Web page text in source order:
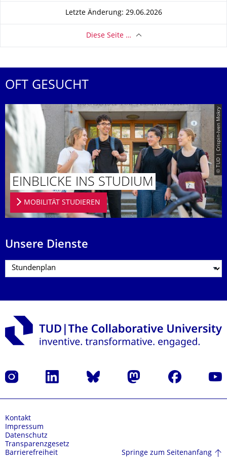
Letzte Änderung: 29.06.2026
Diese Seite …
OFT GESUCHT
© TUD | Crispin-Iven Mokry
EINBLICKE INS STUDIUM
MOBILITÄT STUDIEREN
Unsere Dienste
Instagram LinkedIn Bluesky Mastodon Facebook
Kontakt
Impressum
Datenschutz
Transparenzgesetz
Barrierefreiheit
Springe zum Seitenanfang